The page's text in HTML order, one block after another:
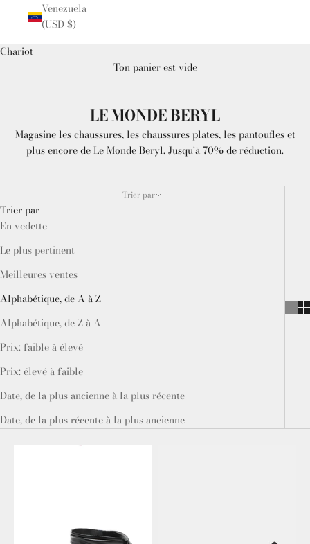
Venezuela
(USD $)
Chariot
Ton panier est vide
LE MONDE BERYL
Magasine les chaussures, les chaussures plates, les pantoufles et
plus encore de Le Monde Beryl. Jusqu'à 70% de réduction.
Trier par
Trier par
En vedette
Le plus pertinent
Meilleures ventes
Alphabétique, de A à Z
Alphabétique, de Z à A
Prix: faible à élevé
Prix: élevé à faible
Date, de la plus ancienne à la plus récente
Date, de la plus récente à la plus ancienne